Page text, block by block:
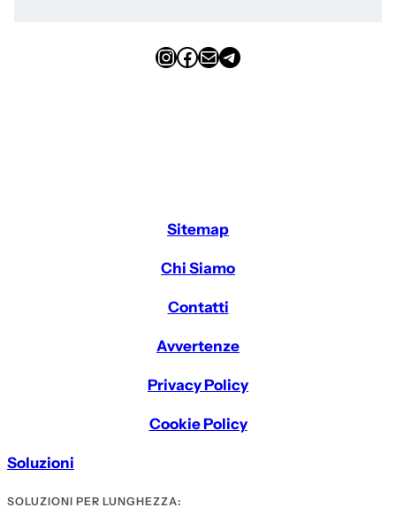
InstagramFacebook Email Telegram
Sitemap
Chi Siamo
Contatti
Avvertenze
Privacy Policy
Cookie Policy
Soluzioni
SOLUZIONI PER LUNGHEZZA: